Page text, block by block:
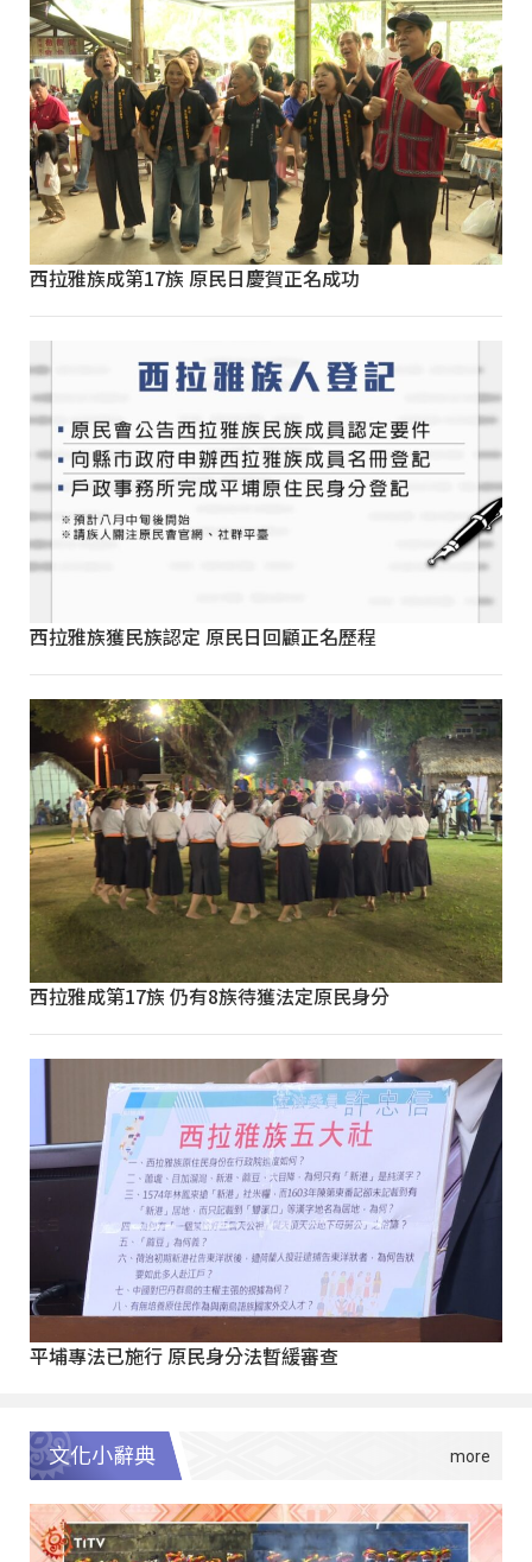
西拉雅族成第17族 原民日慶賀正名成功
西拉雅族獲民族認定 原民日回顧正名歷程
西拉雅成第17族 仍有8族待獲法定原民身分
平埔專法已施行 原民身分法暫緩審查
文化小辭典